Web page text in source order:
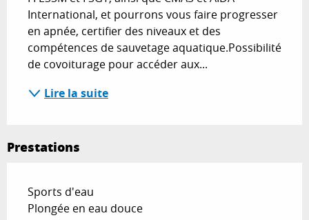
International, et pourrons vous faire progresser
en apnée, certifier des niveaux et des
compétences de sauvetage aquatique.Possibilité
de covoiturage pour accéder aux...
Lire la suite
Prestations
Sports d'eau
Plongée en eau douce